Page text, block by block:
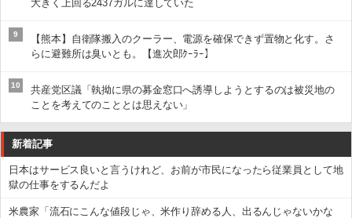
大きく上回る2437ガルに達していた
9
【熊本】自衛隊搬入のクーラー、電源を確保できず置物と化す。さ
らに避難所は臭いとも。【進次郎ｸｰﾗｰ】
10
共産党区議「執拗に県の募金窓口へ誘導しようとするのは被災地の
ことを考えてのこととは思えない」
新着記事
日本はサービス良いと言うけれど、お前が市民になったら従業員として地
獄の仕事をするんだよ
米農家「流石にこんな値段じゃ、米作り辞める人、出るんじゃないかな